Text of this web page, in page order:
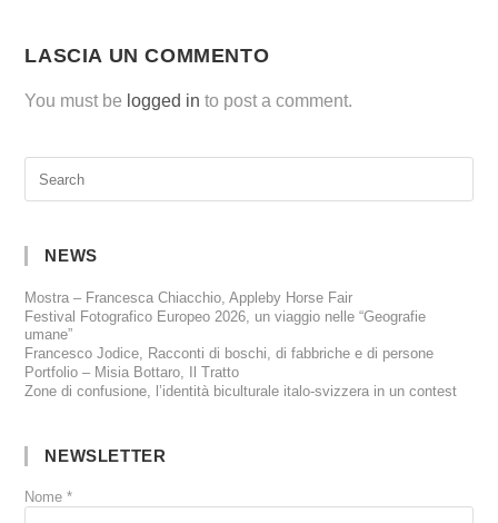
LASCIA UN COMMENTO
You must be logged in to post a comment.
NEWS
Mostra – Francesca Chiacchio, Appleby Horse Fair
Festival Fotografico Europeo 2026, un viaggio nelle “Geografie
umane”
Francesco Jodice, Racconti di boschi, di fabbriche e di persone
Portfolio – Misia Bottaro, Il Tratto
Zone di confusione, l’identità biculturale italo-svizzera in un contest
NEWSLETTER
Nome*